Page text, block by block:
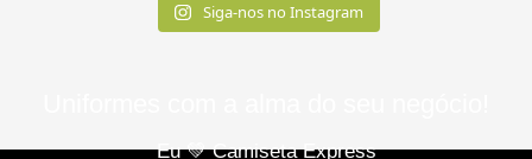
Siga-nos no Instagram
Eu 💚 Camiseta Express